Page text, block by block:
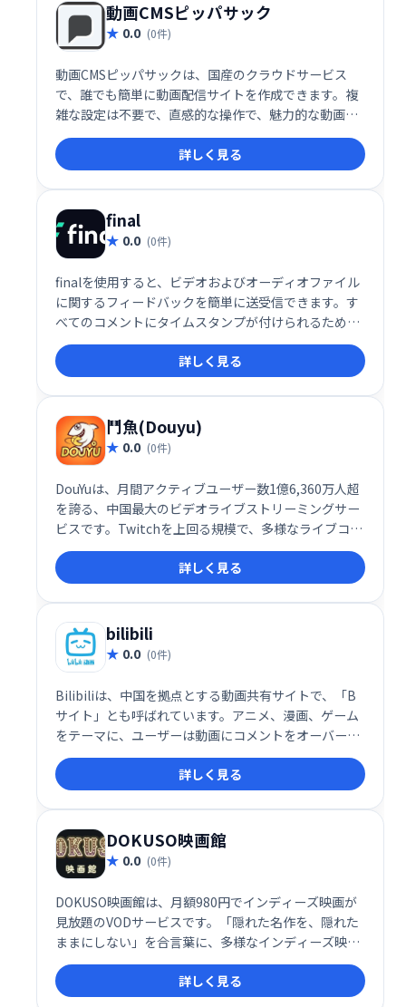
動画CMSピッパサック
0.0 (0件)
動画CMSピッパサックは、国産のクラウドサービス
で、誰でも簡単に動画配信サイトを作成できます。複
雑な設定は不要で、直感的な操作で、魅力的な動画サ
イトを構築可能です。多様な機能と高い拡張性を備
え、企業のプロモーション動画や個人の作品配信な
ど、幅広い用途に対応します。手軽に始められる動画
配信、ピッパサックで実現しましょう。
詳しく見る
final
0.0 (0件)
finalを使用すると、ビデオおよびオーディオファイル
に関するフィードバックを簡単に送受信できます。す
べてのコメントにタイムスタンプが付けられるため、
変更を加える場所が正確にわかります。プロジェクト
のフィードバックは1つの場所に保存されるため、大
量のメールをもう一度確認する必要はありません。
詳しく見る
鬥魚(Douyu)
0.0 (0件)
DouYuは、月間アクティブユーザー数1億6,360万人超
を誇る、中国最大のビデオライブストリーミングサー
ビスです。Twitchを上回る規模で、多様なライブコン
テンツを提供しています。中国のライブ配信市場をリ
ードするDouYuで、エンターテイメントやコミュニケ
ーションを楽しみましょう。
詳しく見る
bilibili
0.0 (0件)
Bilibiliは、中国を拠点とする動画共有サイトで、「B
サイト」とも呼ばれています。アニメ、漫画、ゲーム
をテーマに、ユーザーは動画にコメントをオーバーレ
イ表示できます。独特のコメント機能が特徴で、活気
あるコミュニティが形成されています。
詳しく見る
DOKUSO映画館
0.0 (0件)
DOKUSO映画館は、月額980円でインディーズ映画が
見放題のVODサービスです。「隠れた名作を、隠れた
ままにしない」を合言葉に、多様なインディーズ映画
との出会いを提供しています。あなたも、ここでしか
見られない珠玉の作品を発見してみませんか？
詳しく見る